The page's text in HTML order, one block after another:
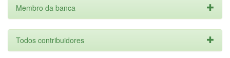
Membro da banca
Todos contribuidores